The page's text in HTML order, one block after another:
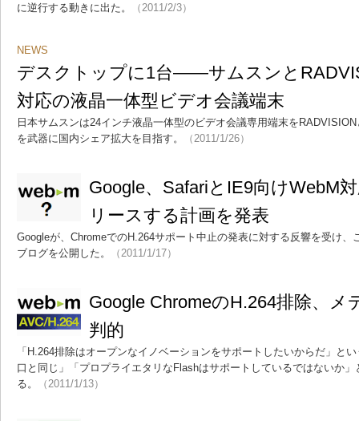
に逆行する動きに出た。
（2011/2/3）
NEWS
デスクトップに1台――サムスンと
対応の液晶一体型ビデオ会議端末
日本サムスンは24インチ液晶一体型のビデオ会議専用端末を
を武器に国内シェア拡大を目指す。
（2011/1/26）
Google、SafariとIE9向けWebM
リースする計画を発表
Googleが、ChromeでのH.264サポート中止の発表に対する反響を受け、
ブログを公開した。
（2011/1/17）
Google ChromeのH.264排除、
判的
「H.264排除はオープンなイノベーションをサポートしたいからだ」と
口と同じ」「プロプライエタリなFlashはサポートしているではないか
る。
（2011/1/13）